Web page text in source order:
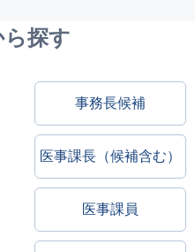
探す
事務長候補
医事課長（候補含む）
医事課員